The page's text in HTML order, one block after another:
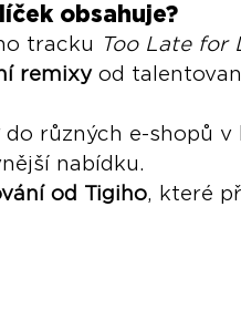
obsahuje?
tracku Too Late for
remixy od
do různých e-shopů v
nabídku.
od Tigiho, které